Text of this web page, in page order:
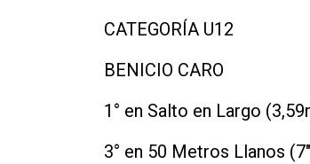
CATEGORÍA U12
BENICIO CARO
1° en Salto en Largo
3° en 50 Metros Llanos